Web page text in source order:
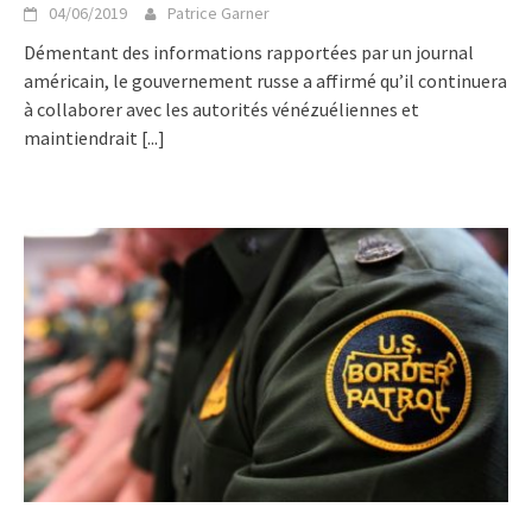
04/06/2019 Patrice Garner
Démentant des informations rapportées par un journal
américain, le gouvernement russe a affirmé qu’il continuera
à collaborer avec les autorités vénézuéliennes et
maintiendrait [...]